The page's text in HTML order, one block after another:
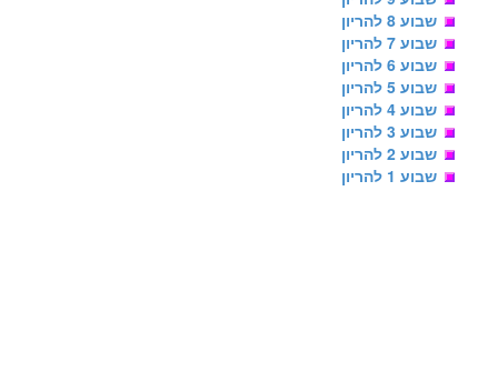
שבוע 8 להריון
שבוע 7 להריון
שבוע 6 להריון
שבוע 5 להריון
שבוע 4 להריון
שבוע 3 להריון
שבוע 2 להריון
שבוע 1 להריון